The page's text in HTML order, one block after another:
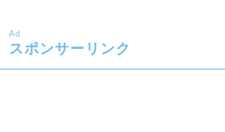
Ad
スポンサーリンク